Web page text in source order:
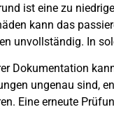
ist eine zu
kann das
unvollständig. In
Dokumentation
ungenau sind,
Eine erneute